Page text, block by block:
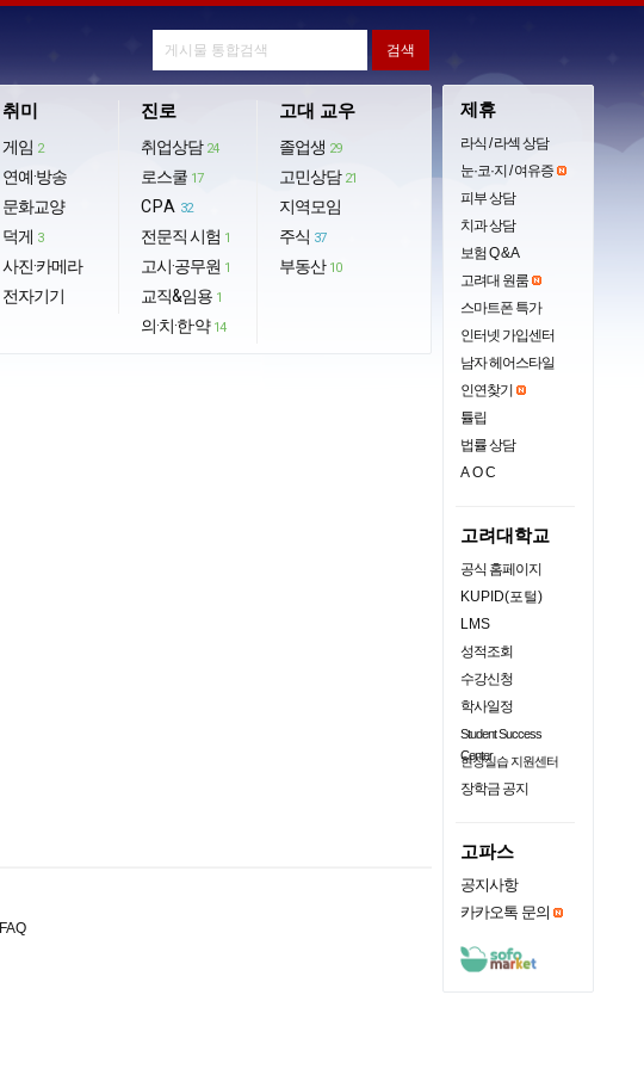
취미
게임 2
연예·방송
문화교양
덕게 3
사진·카메라
전자기기
진로
취업상담 24
로스쿨 17
CPA 32
전문직 시험 1
고시·공무원 1
교직&임용 1
의·치·한·약 14
고대 교우
졸업생 29
고민상담 21
지역모임
주식 37
부동산 10
제휴
라식 / 라섹 상담
눈·코·지 / 여유증
피부 상담
치과 상담
보험 Q & A
고려대 원룸
스마트폰 특가
인터넷 가입센터
남자 헤어스타일
인연찾기
튤립
법률 상담
AOC
고려대학교
공식 홈페이지
KUPID(포털)
LMS
성적조회
수강신청
학사일정
Student Success
Center
현장실습 지원센터
장학금 공지
고파스
공지사항
카카오톡 문의
FAQ